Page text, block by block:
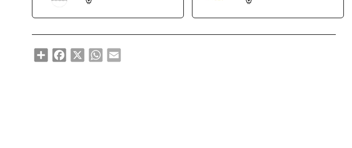
ShareFacebook
X WhatsAppEmail